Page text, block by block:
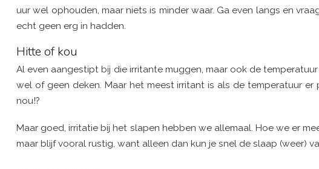
uur wel ophouden, maar niets is minder waar. Ga even langs en
echt geen erg in hadden.
Hitte of kou
Al even aangestipt bij die irritante muggen, maar ook de
wel of geen deken. Maar het meest irritant is als de temperatuur
nou!?
Maar goed, irritatie bij het slapen hebben we allemaal. Hoe we er
maar blijf vooral rustig, want alleen dan kun je snel de slaap (weer)